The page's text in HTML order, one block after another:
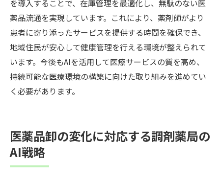
を導入することで、在庫管理を最適化し、無駄のない医
薬品流通を実現しています。これにより、薬剤師がより
患者に寄り添ったサービスを提供する時間を確保でき、
地域住民が安心して健康管理を行える環境が整えられて
います。今後もAIを活用して医療サービスの質を高め、
持続可能な医療環境の構築に向けた取り組みを進めてい
く必要があります。
医薬品卸の変化に対応する調剤薬局の
AI戦略